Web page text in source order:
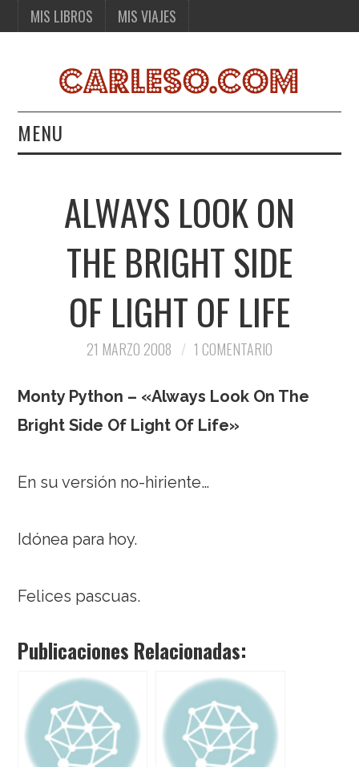
MIS LIBROS MIS VIAJES
MENU
MIS VIAJES
ALWAYS LOOK ON
THE BRIGHT SIDE
OF LIGHT OF LIFE
21 MARZO 2008 1 COMENTARIO
Monty Python – «Always Look On The
Bright Side Of Light Of Life»
En su versión no-hiriente…
Idónea para hoy.
Felices pascuas.
Publicaciones Relacionadas: